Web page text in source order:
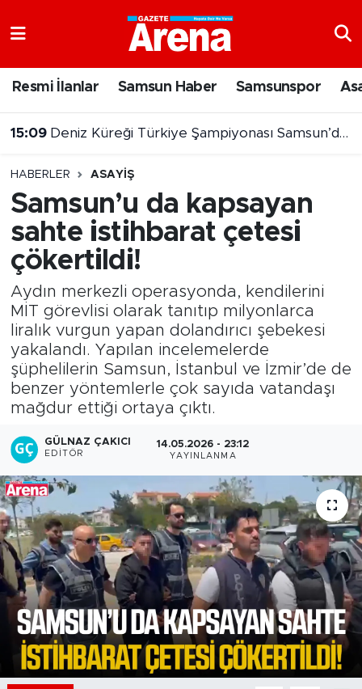
Resmi İlanlar Samsun Haber Samsunspor
15:09 Deniz Küreği Türkiye Şampiyonası Samsun’da başlıyor
HABERLER ASAYIŞ
Samsun’u da kapsayan
sahte istihbarat çetesi
çökertildi!
Aydın merkezli operasyonda, kendilerini
MİT görevlisi olarak tanıtıp milyonlarca
liralık vurgun yapan dolandırıcı şebekesi
yakalandı. Yapılan incelemelerde
şüphelilerin Samsun, İstanbul ve İzmir’de de
benzer yöntemlerle çok sayıda vatandaşı
mağdur ettiği ortaya çıktı.
GÜLNAZ ÇAKICI
EDITÖR
14.05.2026 - 23:12
YAYINLANMA
Samsun Namaz Vakitleri
Trafik Durumu
Süper Lig Puan Durumu ve Fikstür
Tüm Manşetler
Son Dakika Haberleri
Haber Arşivi